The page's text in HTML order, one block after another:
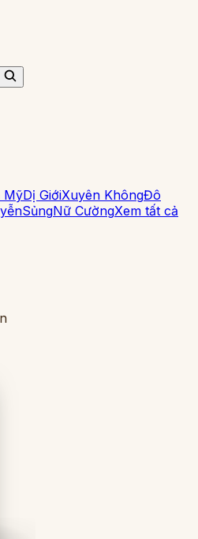
MỹDị GiớiXuyên KhôngĐô
SủngNữ CườngXem tất cả